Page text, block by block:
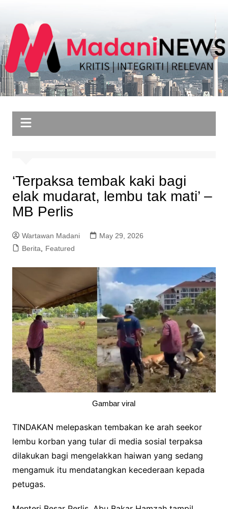
content
‘Terpaksa tembak kaki bagi
elak mudarat, lembu tak mati’ –
MB Perlis
Wartawan Madani
May 29, 2026
Berita, Featured
Gambar viral
TINDAKAN melepaskan tembakan ke arah seekor
lembu korban yang tular di media sosial terpaksa
dilakukan bagi mengelakkan haiwan yang sedang
mengamuk itu mendatangkan kecederaan kepada
petugas.